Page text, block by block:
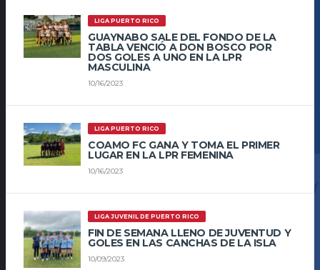
LIGA PUERTO RICO
GUAYNABO SALE DEL FONDO DE LA
TABLA VENCIÓ A DON BOSCO POR
DOS GOLES A UNO EN LA LPR
MASCULINA
10/16/2023
LIGA PUERTO RICO
COAMO FC GANA Y TOMA EL PRIMER
LUGAR EN LA LPR FEMENINA
10/16/2023
LIGA JUVENIL DE PUERTO RICO
FIN DE SEMANA LLENO DE JUVENTUD Y
GOLES EN LAS CANCHAS DE LA ISLA
10/09/2023